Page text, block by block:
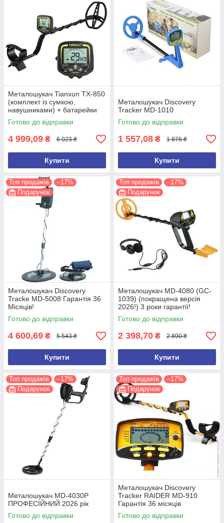
Металошукач Tianxun TX-850
(комплект із сумкою,
навушниками) + батарейки
Готово до відправки
4 999,09 ₴ 6 023 ₴
Купити
Металошукач Discovery
Tracker MD-1010
Готово до відправки
1 557,08 ₴ 1 876 ₴
Купити
Топ продажів
–17%
Подарунок
Металошукач Discovery
Tracke MD-5008 Гарантія 36
Місяців!
Готово до відправки
4 600,69 ₴ 5 543 ₴
Купити
Топ продажів
–17%
Подарунок
Металошукач MD-4080 (GC-
1039) (покращена версія
2026!) 3 роки гарантії!
Готово до відправки
2 398,70 ₴ 2 890 ₴
Купити
Топ продажів
–17%
Подарунок
Металошукач MD-4030P
ПРОФЕСІЙНИЙ 2026 рік
Готово до відправки
Топ продажів
–17%
Подарунок
Металошукач Discovery
Tracker RAIDER MD-910
Гарантія 36 місяців
Готово до відправки